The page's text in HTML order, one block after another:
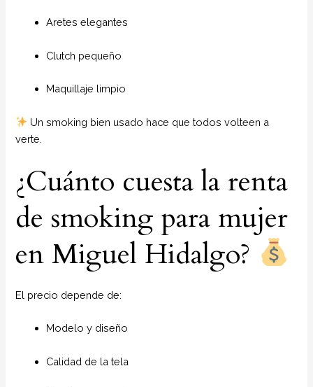
Aretes elegantes
Clutch pequeño
Maquillaje limpio
Un smoking bien usado hace que todos volteen a
verte.
¿Cuánto cuesta la renta
de smoking para mujer
en Miguel Hidalgo?
El precio depende de:
Modelo y diseño
Calidad de la tela